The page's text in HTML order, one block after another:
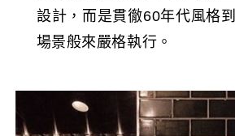
設計，而是貫徹60年代風格
場景般來嚴格執行。